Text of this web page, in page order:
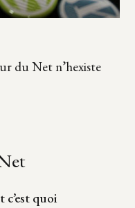
du Net n’hexiste
quoi